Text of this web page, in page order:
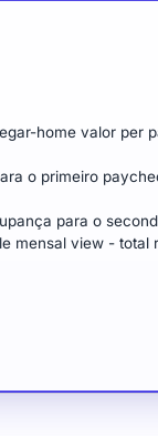
home valor per
o primeiro
para o
mensal view - total